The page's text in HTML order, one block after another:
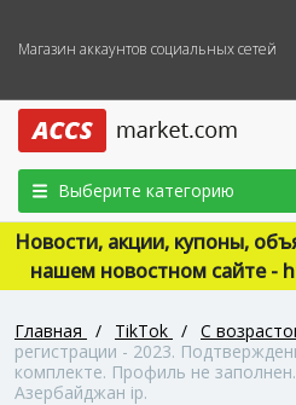
Магазин аккаунтов социальных сетей
Выберите категорию
Новости, акции, купоны,
нашем новостном сайте -
Главная / TikTok / С
регистрации - 2023.
комплекте. Профиль не
Азербайджан ip.